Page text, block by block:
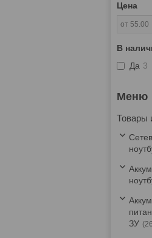
Цена
В
Да 3
Товары
ЗУ